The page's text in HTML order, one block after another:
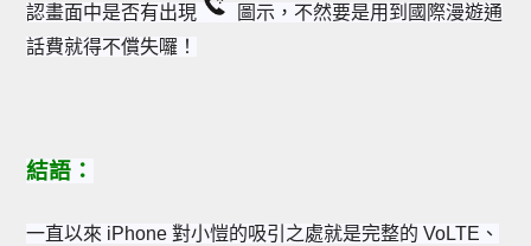
認畫面中是否有出現
圖示，不然要是用到國際漫遊通
話費就得不償失囉！
結語：
一直以來 iPhone 對小愷的吸引之處就是完整的 VoLTE、